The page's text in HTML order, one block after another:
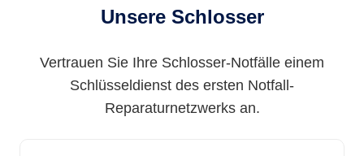
Unsere Schlosser
Vertrauen Sie Ihre Schlosser-Notfälle einem
Schlüsseldienst des ersten Notfall-
Reparaturnetzwerks an.